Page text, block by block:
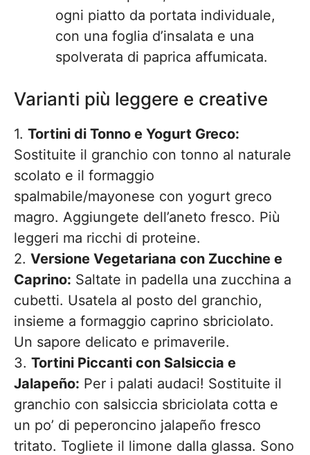
ogni piatto da portata individuale,
con una foglia d’insalata e una
spolverata di paprica affumicata.
Varianti più leggere e creative
1. Tortini di Tonno e Yogurt Greco:
Sostituite il granchio con tonno al naturale
scolato e il formaggio
spalmabile/mayonese con yogurt greco
magro. Aggiungete dell’aneto fresco. Più
leggeri ma ricchi di proteine.
2. Versione Vegetariana con Zucchine e
Caprino: Saltate in padella una zucchina a
cubetti. Usatela al posto del granchio,
insieme a formaggio caprino sbriciolato.
Un sapore delicato e primaverile.
3. Tortini Piccanti con Salsiccia e
Jalapeño: Per i palati audaci! Sostituite il
granchio con salsiccia sbriciolata cotta e
un po’ di peperoncino jalapeño fresco
tritato. Togliete il limone dalla glassa. Sono